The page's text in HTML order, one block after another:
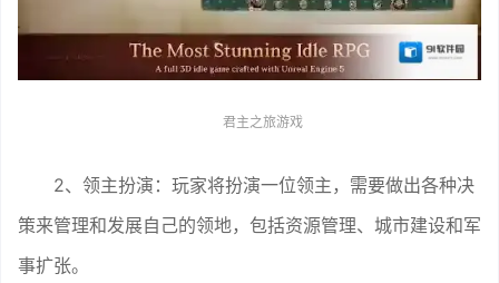
君主之旅游戏
2、领主扮演：玩家将扮演一位领主，需要做出各种决
策来管理和发展自己的领地，包括资源管理、城市建设和军
事扩张。